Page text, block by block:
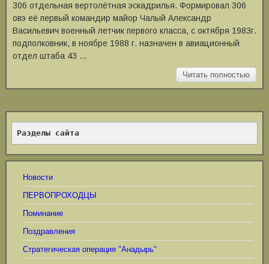
306 отдельная вертолётная эскадрилья. Формировал 306
овэ её первый командир майор Чалый Александр
Васильевич военный летчик первого класса, с октября 1983г.
подполковник, в ноябре 1988 г. назначен в авиационный
отдел штаба 43 …
Читать полностью
Разделы сайта
Новости
ПЕРВОПРОХОДЦЫ
Поминание
Поздравления
Стратегическая операция "Анадырь"